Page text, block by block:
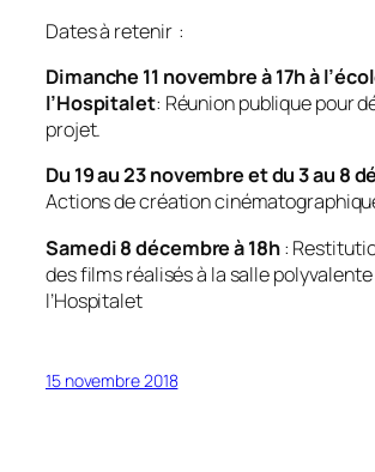
Dates à retenir :
Dimanche 11 novembre à 17h à
l’Hospitalet: Réunion publique pour
projet.
Du 19 au 23 novembre et du 3 au 8
Actions de création
Samedi 8 décembre à 18h:
des films réalisés à la salle
l’Hospitalet
15 novembre 2018